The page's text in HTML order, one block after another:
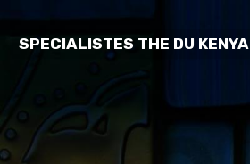
SPECIALISTES THE DU KENYA